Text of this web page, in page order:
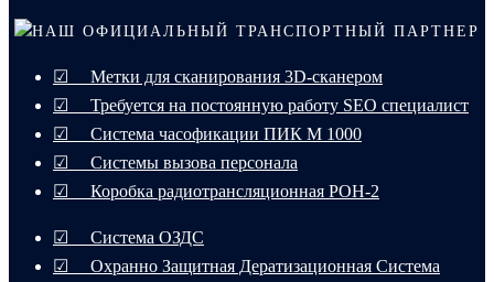
НАШ ОФИЦИАЛЬНЫЙ ТРАНСПОРТНЫЙ ПАРТНЕР
☑ Метки для сканирования 3D-сканером
☑ Требуется на постоянную работу SEO специалист
☑ Система часофикации ПИК М 1000
☑ Системы вызова персонала
☑ Коробка радиотрансляционная РОН-2
☑ Система ОЗДС
☑ Охранно Защитная Дератизационная Система